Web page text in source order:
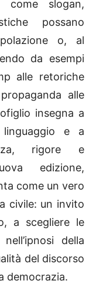
come slogan,
possano
o, al
da esempi
alle retoriche
alle
insegna a
e a
rigore e
edizione,
come un vero
civile: un invito
a scegliere le
della
del discorso
democrazia.